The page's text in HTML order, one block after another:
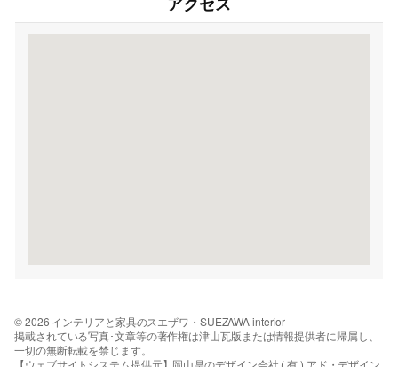
© 2026 インテリアと家具のスエザワ・SUEZAWA interior
掲載されている写真･文章等の著作権は津山瓦版または情報提供者に帰属し、
一切の無断転載を禁じます。